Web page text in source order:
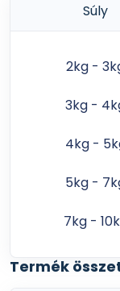
Súly
2kg -
3kg -
4kg -
5kg -
7kg -
Termék